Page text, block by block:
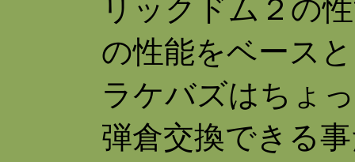
リックドム２の
の性能をベース
ラケバズはちょ
弾倉交換できる